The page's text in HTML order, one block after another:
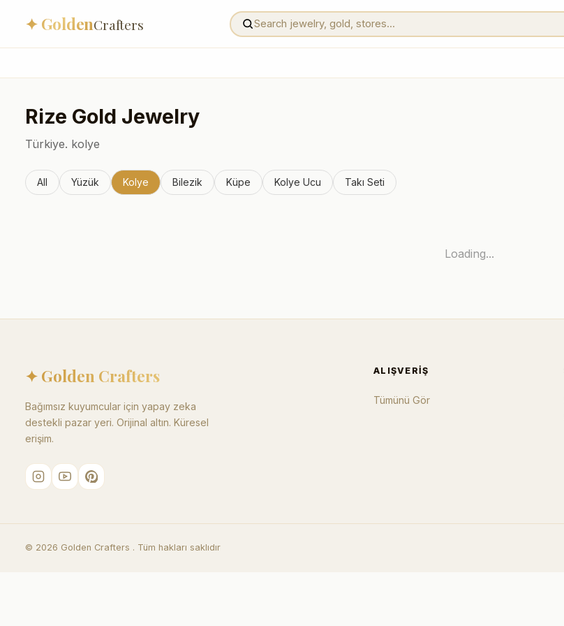
✦ GoldenCrafters
Rize Gold Jewelry
Türkiye. kolye
All Yüzük Kolye Bilezik Küpe Kolye Ucu Takı Seti
Loading...
✦ Golden Crafters
Bağımsız kuyumcular için yapay zeka
destekli pazar yeri. Orijinal altın. Küresel
erişim.
ALIŞVERIŞ
Tümünü Gör
© 2026 Golden Crafters . Tüm hakları saklıdır